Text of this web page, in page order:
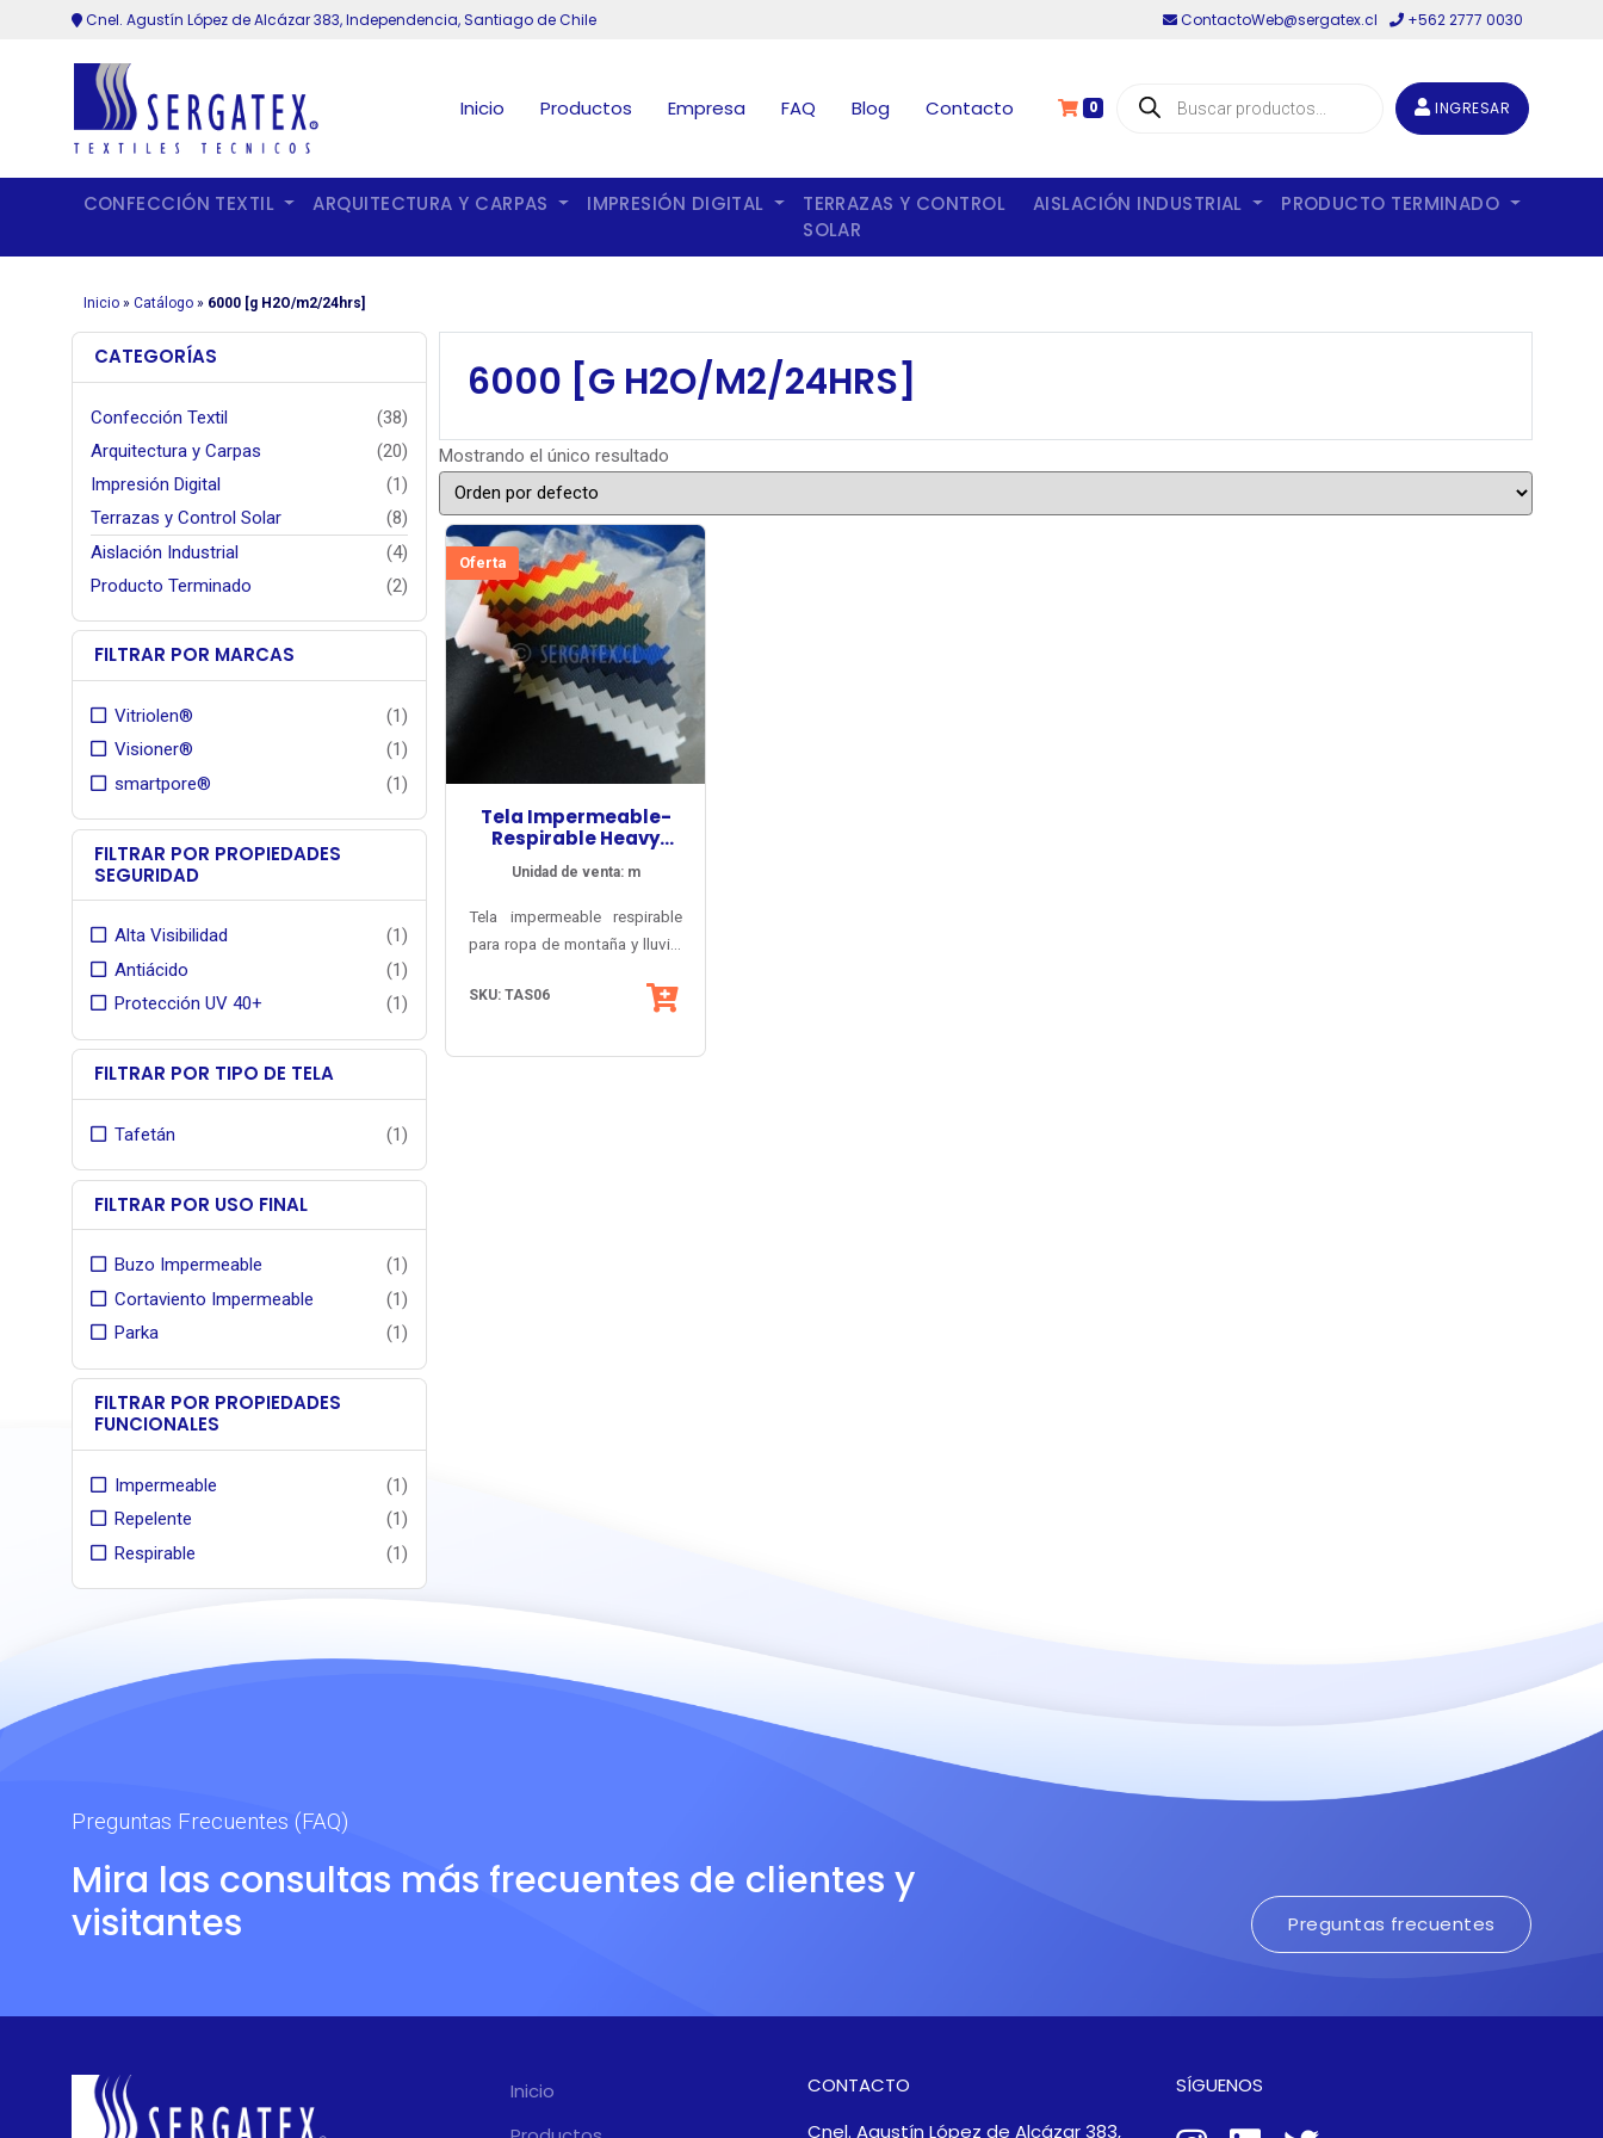
Cnel. Agustín López de Alcázar 383, Independencia, Santiago de Chile ContactoWeb@sergatex.cl +562 2777 0030
Inicio Productos Empresa FAQ Blog Contacto 0
Búsqueda
de INGRESAR
CONFECCIÓN TEXTIL ARQUITECTURA Y CARPAS IMPRESIÓN DIGITAL
TERRAZAS Y CONTROL
SOLAR
AISLACIÓN INDUSTRIAL PRODUCTO TERMINADO
Inicio» Catálogo» 6000 [g H2O/m2/24hrs]
CATEGORÍAS
Confección Textil
(38)
Arquitectura y Carpas
(20)
Impresión Digital
(1)
Terrazas y Control Solar
(8)
Aislación Industrial
(4)
Producto Terminado
(2)
FILTRAR POR MARCAS
Vitriolen®
(1)
Visioner®
(1)
smartpore®
(1)
FILTRAR POR PROPIEDADES
SEGURIDAD
Alta Visibilidad
(1)
Antiácido
(1)
Protección UV 40+
(1)
FILTRAR POR TIPO DE TELA
Tafetán (1)
FILTRAR POR USO FINAL
Buzo Impermeable
(1)
Cortaviento Impermeable
(1)
Parka
(1)
FILTRAR POR PROPIEDADES
FUNCIONALES
Impermeable
(1)
Repelente
(1)
Respirable
(1)
6000 [G H2O/M2/24HRS]
Mostrando el único resultado
Oferta
Tela Impermeable-
Respirable Heavy
Smartpore® WR8000
Unidad de venta: m
Tela impermeable respirable
para ropa de montaña y lluvia,
los rayos UV. Apta para
para deportes y trabajo.
SKU: TAS06
Preguntas Frecuentes (FAQ)
Mira las consultas más frecuentes de clientes y
visitantes
Preguntas frecuentes
Inicio
CONTACTO
Cnel. Agustín López de Alcázar 383,
SÍGUENOS